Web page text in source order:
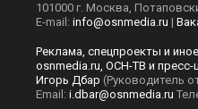
101000 г. Москва,
E-mail: info@osnmedia.ru |
Реклама, спецпроекты и
osnmedia.ru, ОСН-ТВ и
Игорь Дбар (Руководитель
Email: i.dbar@osnmedia.ru